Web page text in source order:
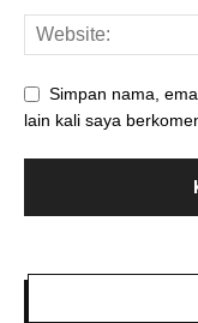
Simpan nama,
lain kali saya